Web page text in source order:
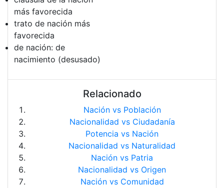
más favorecida
trato de nación más
favorecida
de nación: de
nacimiento (desusado)
Relacionado
Nación vs Población
Nacionalidad vs Ciudadanía
Potencia vs Nación
Nacionalidad vs Naturalidad
Nación vs Patria
Nacionalidad vs Origen
Nación vs Comunidad